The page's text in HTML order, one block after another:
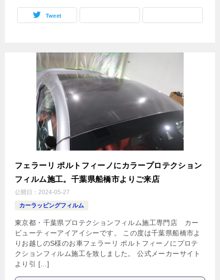
Tweet
フェラーリ ポルトフィーノにカラープロテクション
フィルム施工。千葉県船橋市よりご来店
公開日： 2024-05-27
カーラッピングフィルム
東京都・千葉県プロテクションフィルム施工専門店 カー
ビューティーアイアイシーです。 この度は千葉県船橋市よ
りお越しのS様のお車フェラーリ ポルトフィーノにプロテ
クションフィルム施工を致しました。 公式メーカーサイト
より引 […]